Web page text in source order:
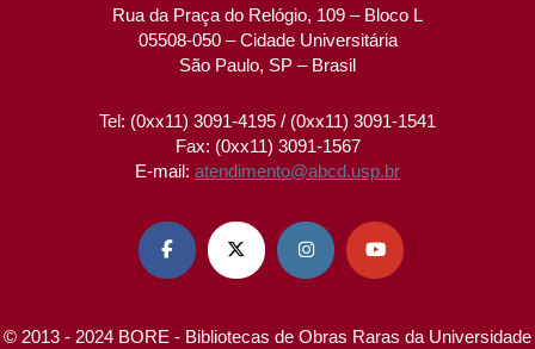
Rua da Praça do Relógio, 109 – Bloco L
05508-050 – Cidade Universitária
São Paulo, SP – Brasil
Tel: (0xx11) 3091-4195 / (0xx11) 3091-1541
Fax: (0xx11) 3091-1567
E-mail: atendimento@abcd.usp.br
   
© 2013 - 2024 BORE - Bibliotecas de Obras Raras da Universidade